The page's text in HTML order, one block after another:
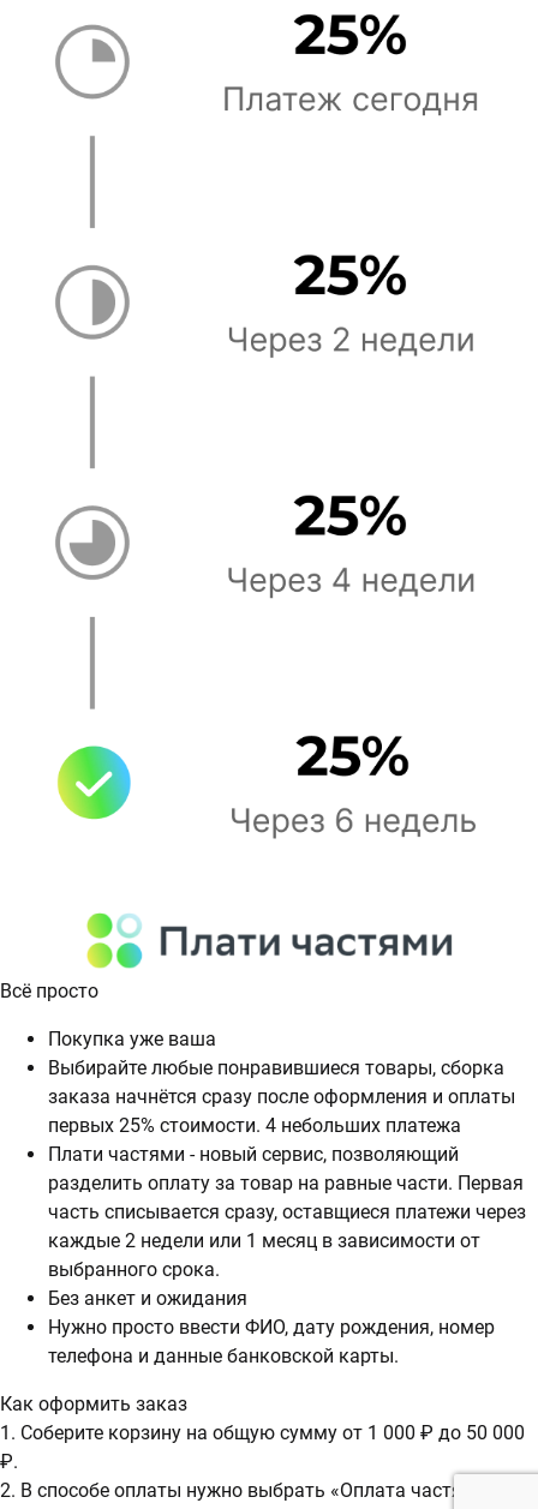
Всё просто
Покупка уже ваша
Выбирайте любые понравившиеся товары, сборка
заказа начнётся сразу после оформления и оплаты
первых 25% стоимости. 4 небольших платежа
Плати частями - новый сервис, позволяющий
разделить оплату за товар на равные части. Первая
часть списывается сразу, оставщиеся платежи через
каждые 2 недели или 1 месяц в зависимости от
выбранного срока.
Без анкет и ожидания
Нужно просто ввести ФИО, дату рождения, номер
телефона и данные банковской карты.
Как оформить заказ
1. Соберите корзину на общую сумму от 1 000 ₽ до 50 000
₽.
2. В способе оплаты нужно выбрать «Оплата частями».